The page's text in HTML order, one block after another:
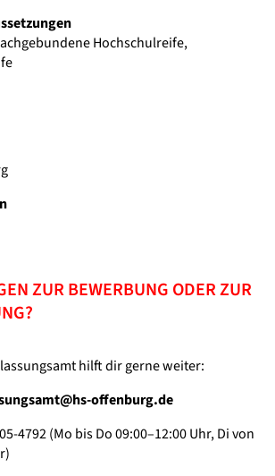
Hochschulreife,
ZUR BEWERBUNG ODER ZUR
hilft dir gerne weiter:
offenburg.de
4792 (Mo bis Do 09:00–12:00 Uhr, Di von